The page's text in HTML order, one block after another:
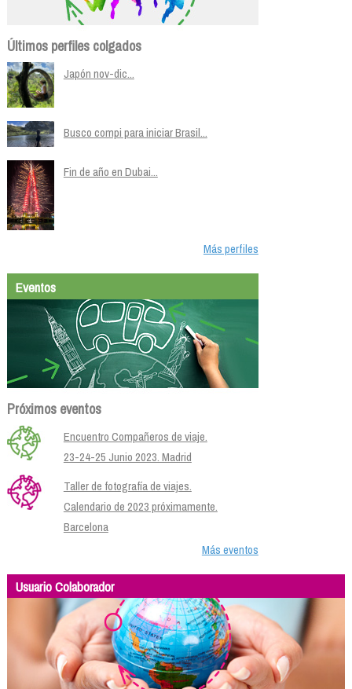
Últimos perfiles colgados
Japón nov-dic...
Busco compi para iniciar Brasil...
Fin de año en Dubai...
Más perfiles
Eventos
Próximos eventos
Encuentro Compañeros de viaje.
23-24-25 Junio 2023. Madrid
Taller de fotografía de viajes.
Calendario de 2023 próximamente.
Barcelona
Más eventos
Usuario Colaborador